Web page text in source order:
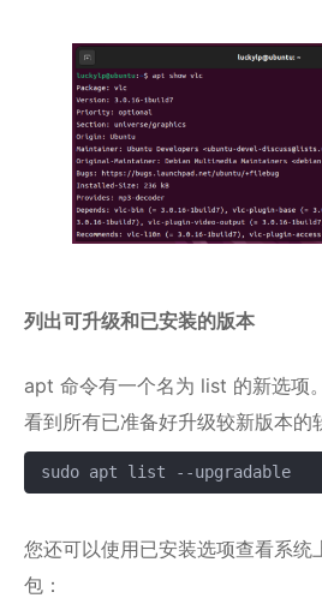
列出可升级和已安装的版本
apt 命令有一个名为 list 的新选项
看到所有已准备好升级较新版本的
sudo apt list --upgradable
您还可以使用已安装选项查看系统
包：